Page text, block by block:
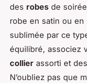
des robes de
robe en satin ou
sublimée par ce
équilibré, associez
collier assorti et des
N’oubliez pas que